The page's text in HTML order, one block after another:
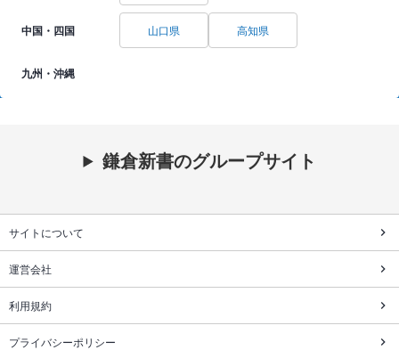
中国・四国 山口県 高知県
九州・沖縄
鎌倉新書のグループサイト
サイトについて
運営会社
利用規約
プライバシーポリシー